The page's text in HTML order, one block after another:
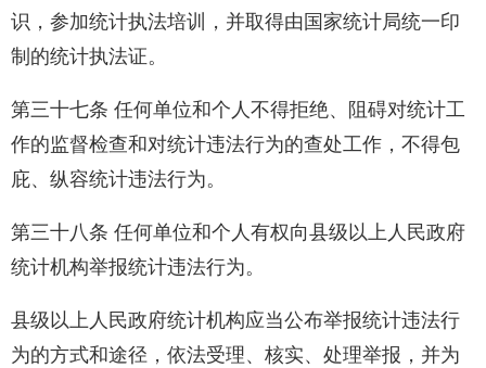
识，参加统计执法培训，并取得由国家统计局统一印
制的统计执法证。
第三十七条 任何单位和个人不得拒绝、阻碍对统计工
作的监督检查和对统计违法行为的查处工作，不得包
庇、纵容统计违法行为。
第三十八条 任何单位和个人有权向县级以上人民政府
统计机构举报统计违法行为。
县级以上人民政府统计机构应当公布举报统计违法行
为的方式和途径，依法受理、核实、处理举报，并为